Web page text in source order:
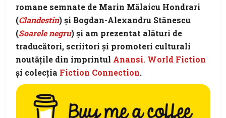
romane semnate de Marin Mălaicu Hondrari
(Clandestin) și Bogdan-Alexandru Stănescu
(Soarele negru) și am prezentat alături de
traducători, scriitori și promoteri culturali
noutățile din imprintul Anansi. World Fiction
și colecția Fiction Connection.